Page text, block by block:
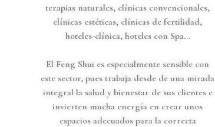
terapias naturales, clínicas convencionales,
clínicas estéticas, clínicas de fertilidad,
hoteles-clínica, hoteles con Spa...
El Feng Shui es especialmente sensible con
este sector, pues trabaja desde de una mirada
integral la salud y bienestar de sus clientes e
invierten mucha energía en crear unos
espacios adecuados para la correcta